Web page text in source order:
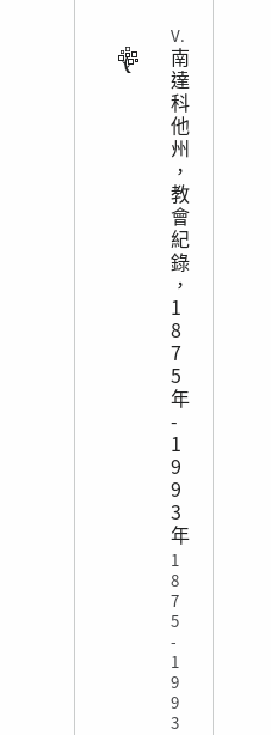
VITAL
南
達
科
他
州
，
教
會
紀
錄
，
1
8
7
5
年
-
1
9
9
3
年
1
8
7
5
-
1
9
9
3